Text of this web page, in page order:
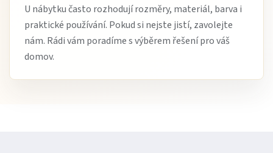
U nábytku často rozhodují rozměry, materiál, barva i
praktické používání. Pokud si nejste jistí, zavolejte
nám. Rádi vám poradíme s výběrem řešení pro váš
domov.